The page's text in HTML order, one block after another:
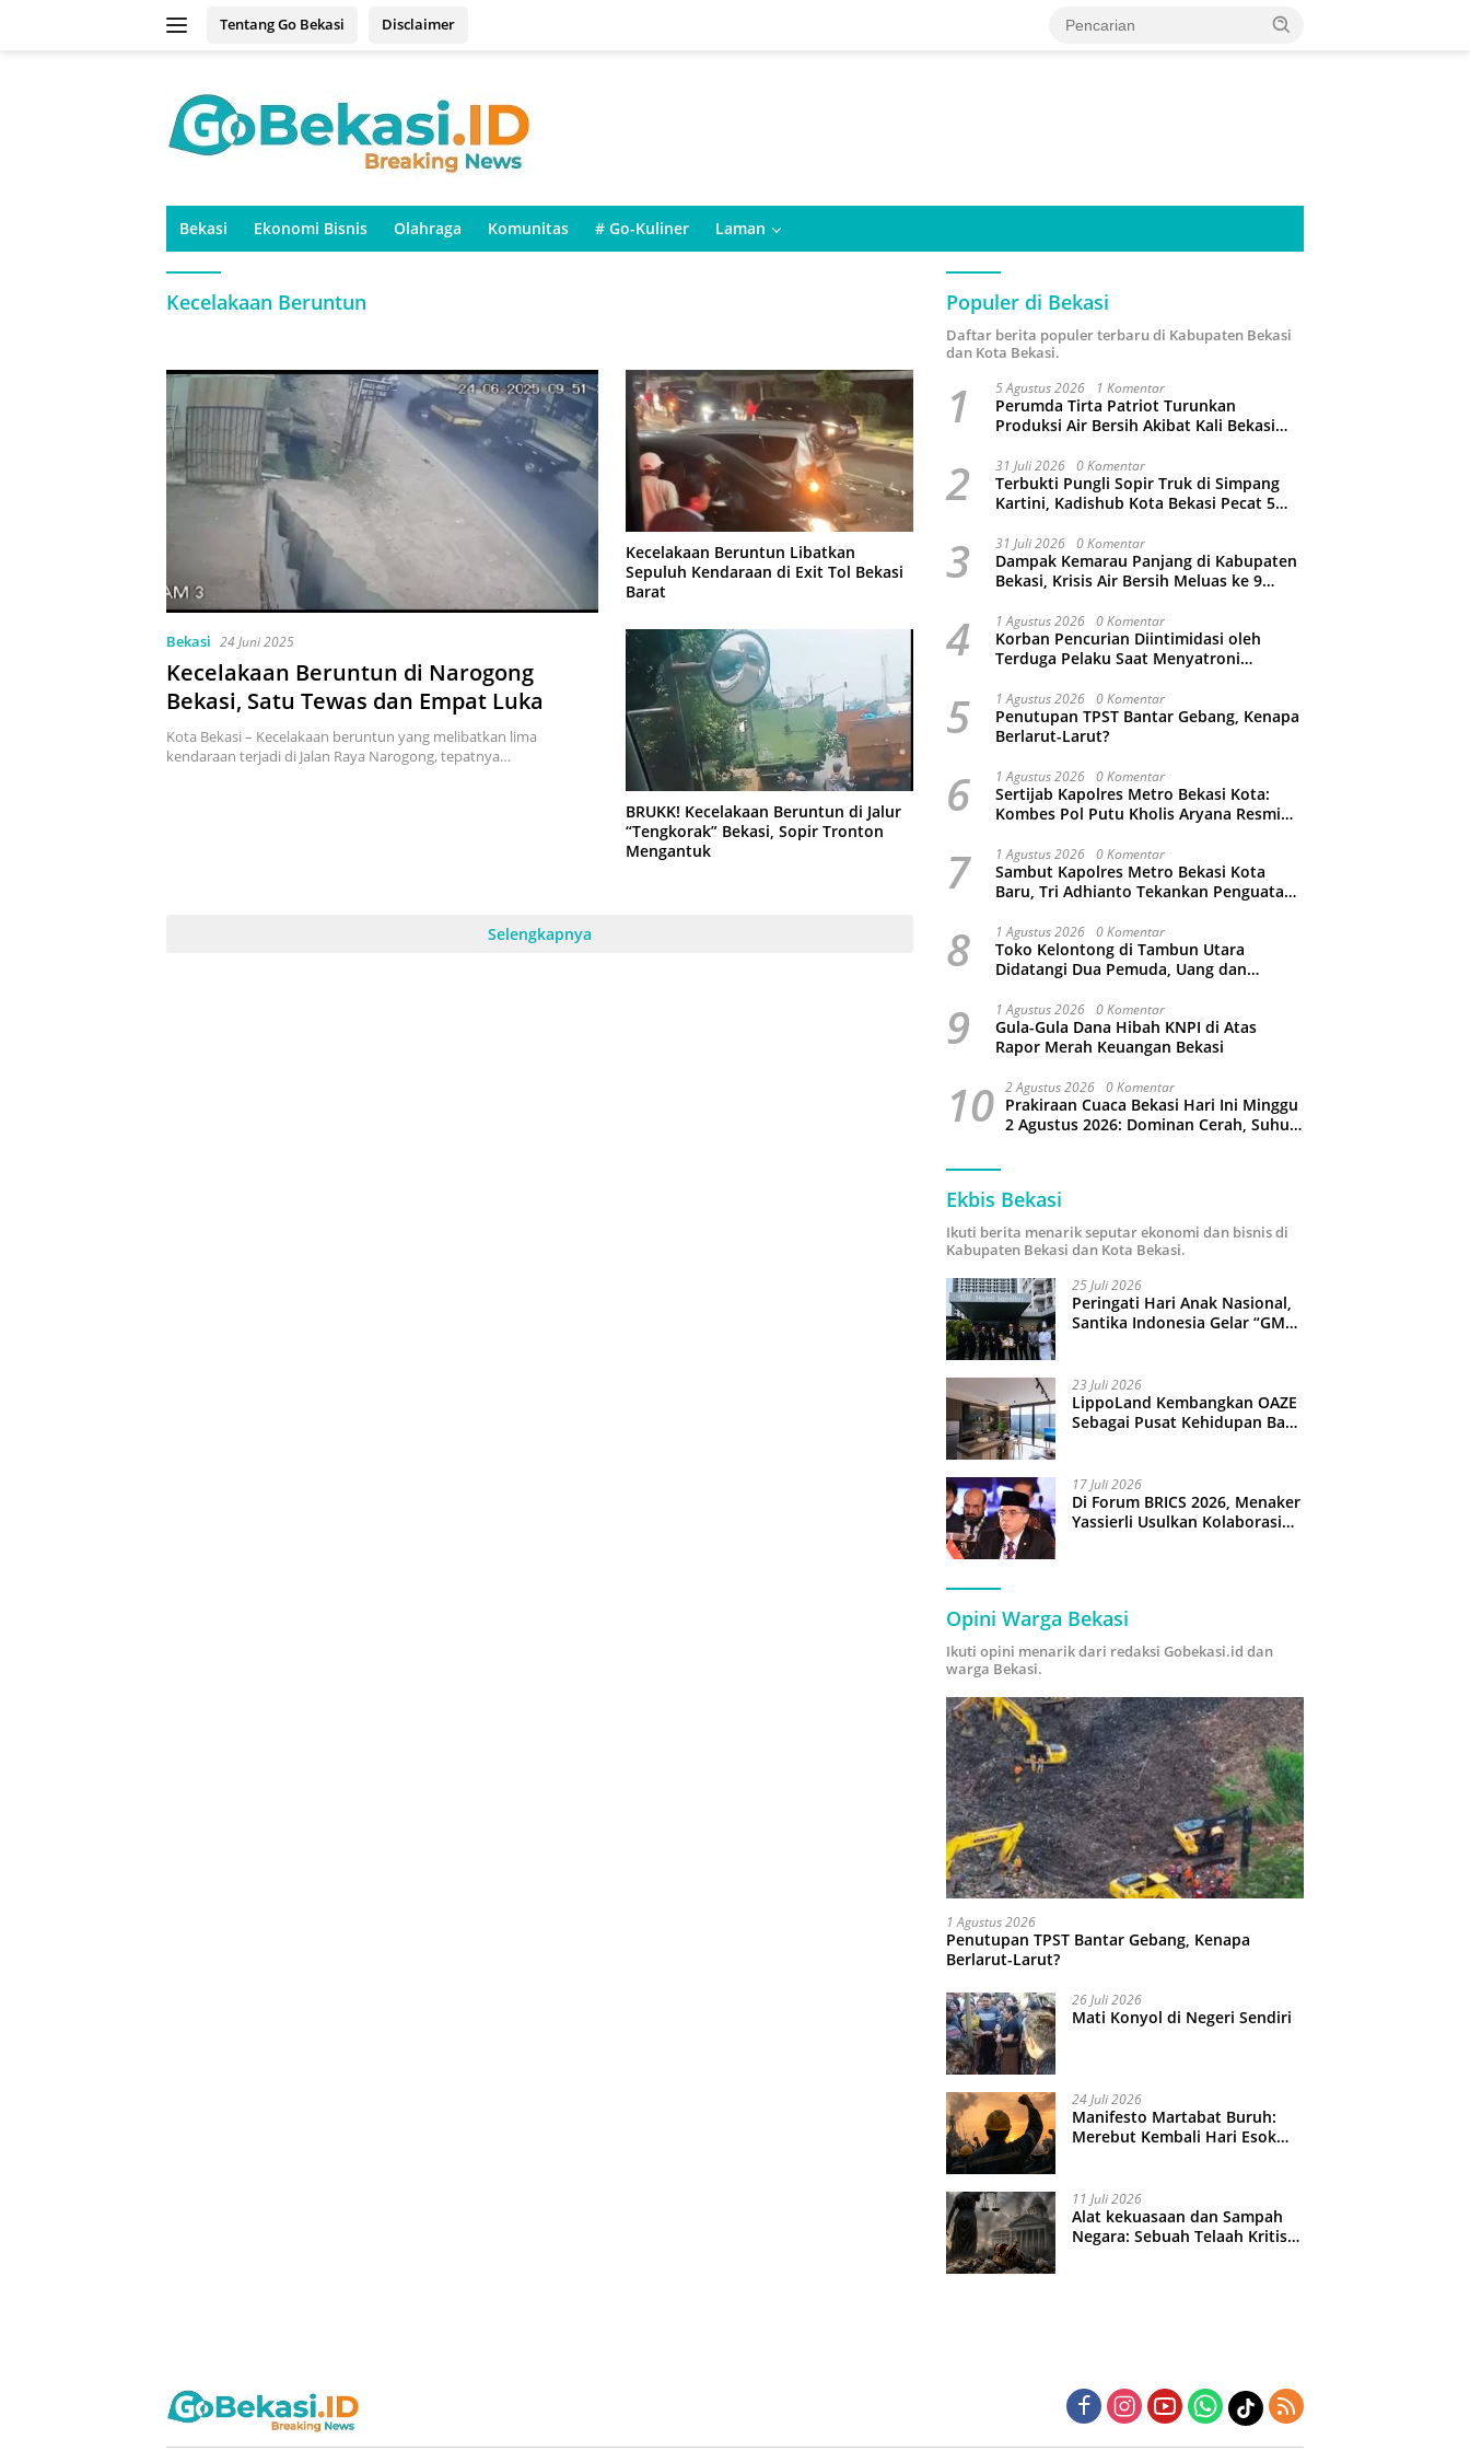
Tentang Go Bekasi Disclaimer
Bekasi Ekonomi Bisnis Olahraga Komunitas # Go-Kuliner Laman
Kecelakaan Beruntun
Bekasi 24 Juni 2025
Kecelakaan Beruntun di Narogong
Bekasi, Satu Tewas dan Empat Luka
Kota Bekasi – Kecelakaan beruntun yang melibatkan lima
kendaraan terjadi di Jalan Raya Narogong, tepatnya…
Kecelakaan Beruntun Libatkan
Sepuluh Kendaraan di Exit Tol Bekasi
Barat
BRUKK! Kecelakaan Beruntun di Jalur
“Tengkorak” Bekasi, Sopir Tronton
Mengantuk
Selengkapnya
Populer di Bekasi
Daftar berita populer terbaru di Kabupaten Bekasi
dan Kota Bekasi.
1 5 Agustus 2026 1 Komentar
Perumda Tirta Patriot Turunkan
Produksi Air Bersih Akibat Kali Bekasi
2 31 Juli 2026 0 Komentar
Terbukti Pungli Sopir Truk di Simpang
Kartini, Kadishub Kota Bekasi Pecat 5
3 31 Juli 2026 0 Komentar
Dampak Kemarau Panjang di Kabupaten
Bekasi, Krisis Air Bersih Meluas ke 9
4 1 Agustus 2026 0 Komentar
Korban Pencurian Diintimidasi oleh
Terduga Pelaku Saat Menyatroni
Malah Ikut-Ikutan!
5 1 Agustus 2026 0 Komentar
Penutupan TPST Bantar Gebang, Kenapa
Berlarut-Larut?
6 1 Agustus 2026 0 Komentar
Sertijab Kapolres Metro Bekasi Kota:
Kombes Pol Putu Kholis Aryana Resmi
Bintoro
7 1 Agustus 2026 0 Komentar
Sambut Kapolres Metro Bekasi Kota
Baru, Tri Adhianto Tekankan Penguatan
8 1 Agustus 2026 0 Komentar
Toko Kelontong di Tambun Utara
Didatangi Dua Pemuda, Uang dan
9 1 Agustus 2026 0 Komentar
Gula-Gula Dana Hibah KNPI di Atas
Rapor Merah Keuangan Bekasi
10 2 Agustus 2026 0 Komentar
Prakiraan Cuaca Bekasi Hari Ini Minggu
2 Agustus 2026: Dominan Cerah, Suhu
Ekbis Bekasi
Ikuti berita menarik seputar ekonomi dan bisnis di
Kabupaten Bekasi dan Kota Bekasi.
25 Juli 2026
Peringati Hari Anak Nasional,
Santika Indonesia Gelar “GM
23 Juli 2026
LippoLand Kembangkan OAZE
Sebagai Pusat Kehidupan Baru
17 Juli 2026
Di Forum BRICS 2026, Menaker
Yassierli Usulkan Kolaborasi
Opini Warga Bekasi
Ikuti opini menarik dari redaksi Gobekasi.id dan
warga Bekasi.
1 Agustus 2026
Penutupan TPST Bantar Gebang, Kenapa
Berlarut-Larut?
26 Juli 2026
Mati Konyol di Negeri Sendiri
24 Juli 2026
Manifesto Martabat Buruh:
Merebut Kembali Hari Esok
11 Juli 2026
Alat kekuasaan dan Sampah
Negara: Sebuah Telaah Kritis